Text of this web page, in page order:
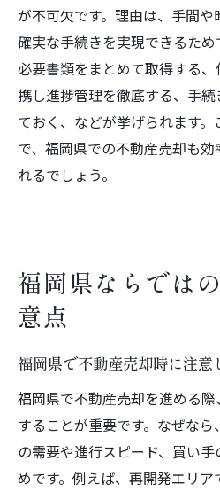
が不可欠です。理由は、手間や
確実な手続きを実現できるため
必要書類をまとめて取得する
携し進捗管理を徹底する、手
ておく、などが挙げられます
で、福岡県での不動産売却も
れるでしょう。
福岡県ならでは
意点
福岡県で不動産売却時に注意
福岡県で不動産売却を進める
することが重要です。なぜな
の需要や進行スピード、買い
めです。例えば、再開発エリ